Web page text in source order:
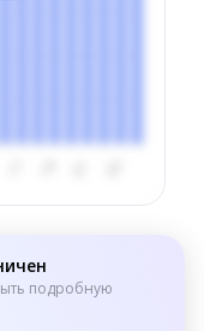
подробную